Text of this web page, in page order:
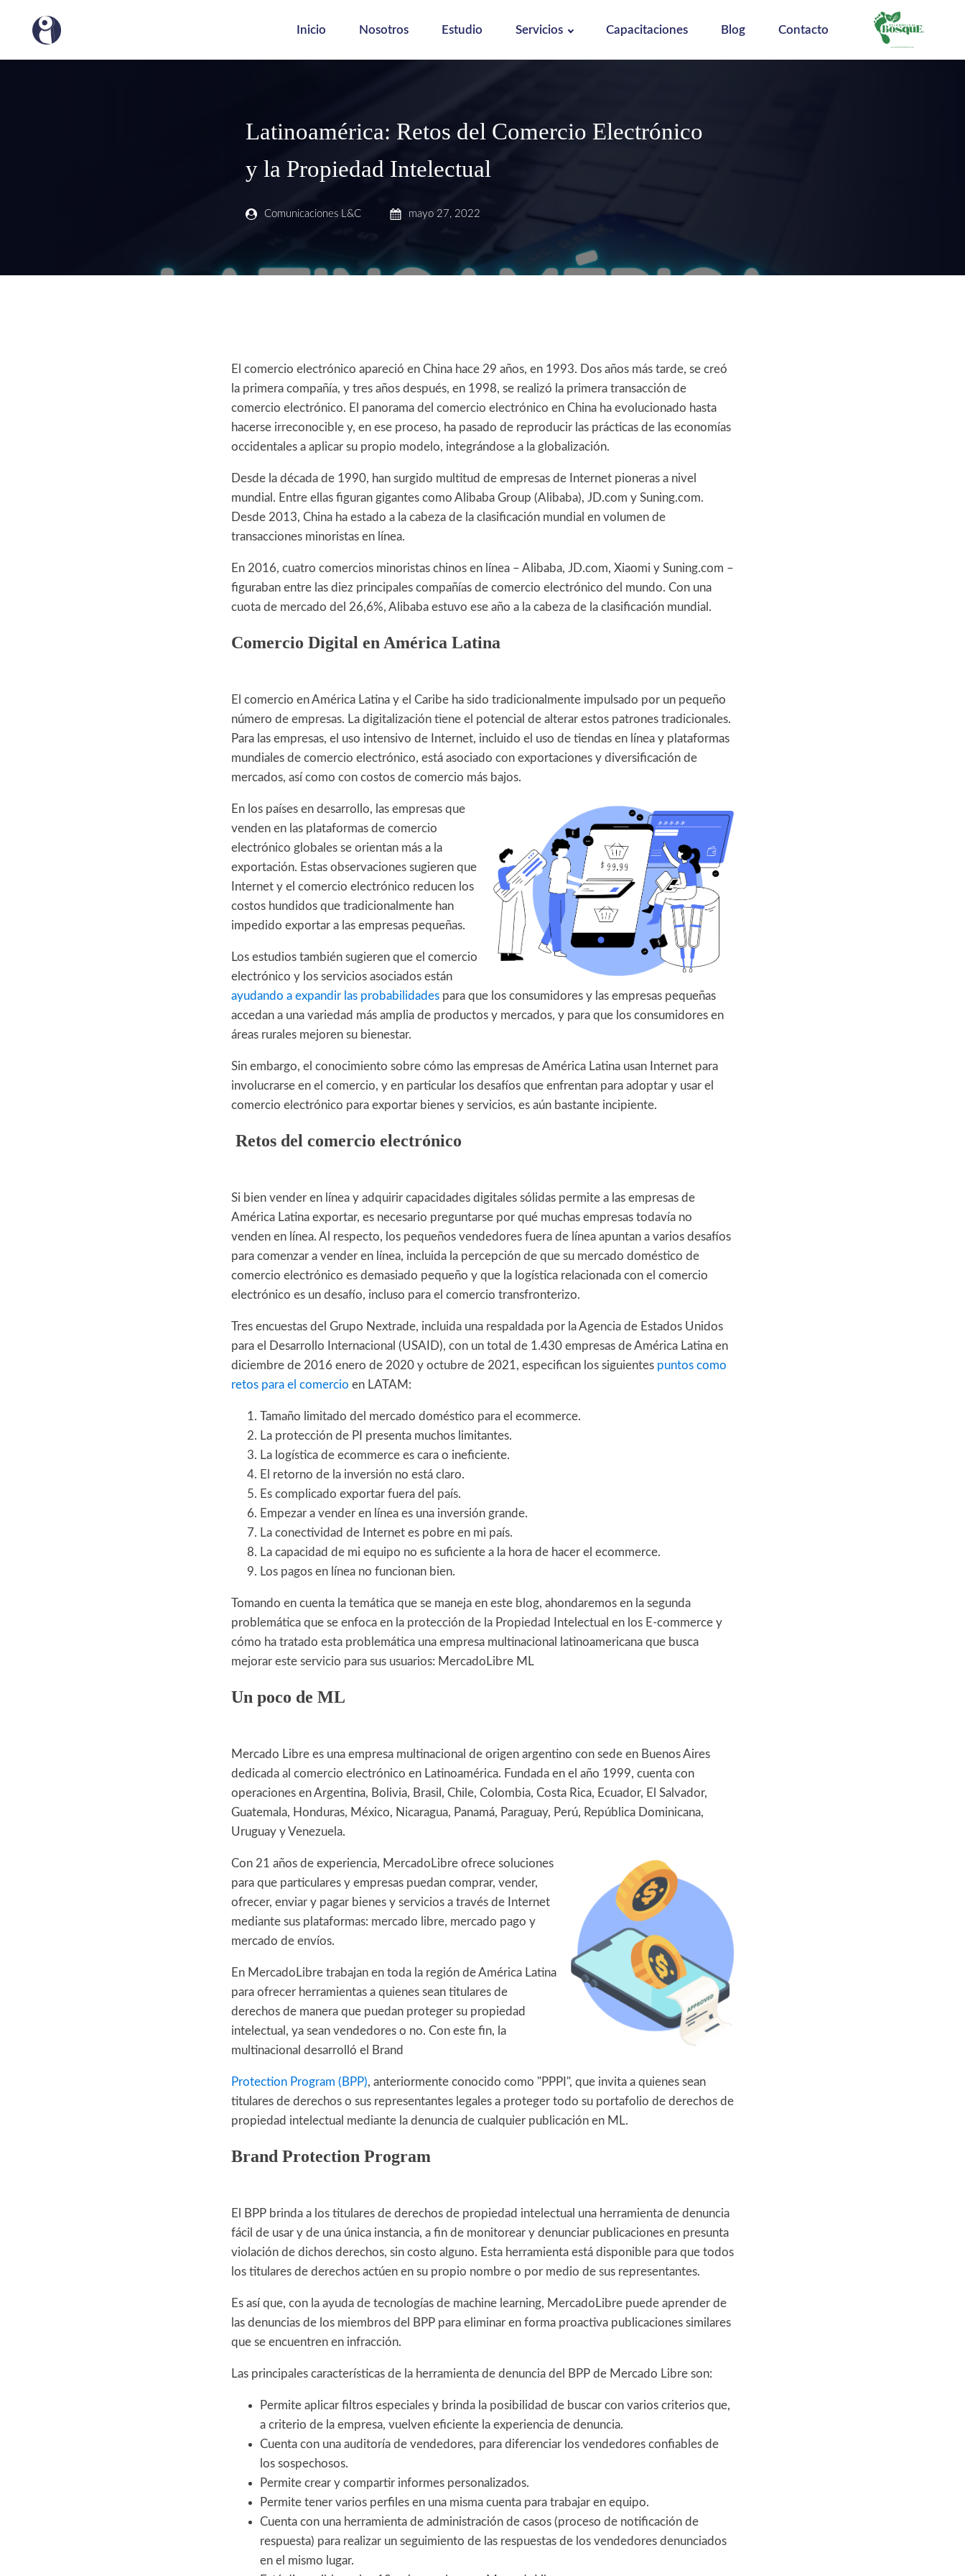
Inicio Nosotros Estudio Servicios Capacitaciones Blog Contacto
Latinoamérica: Retos del Comercio Electrónico
y la Propiedad Intelectual
Comunicaciones L&C mayo 27, 2022
El comercio electrónico apareció en China hace 29 años, en 1993. Dos años más tarde, se creó
la primera compañía, y tres años después, en 1998, se realizó la primera transacción de
comercio electrónico. El panorama del comercio electrónico en China ha evolucionado hasta
hacerse irreconocible y, en ese proceso, ha pasado de reproducir las prácticas de las economías
occidentales a aplicar su propio modelo, integrándose a la globalización.
Desde la década de 1990, han surgido multitud de empresas de Internet pioneras a nivel
mundial. Entre ellas figuran gigantes como Alibaba Group (Alibaba), JD.com y Suning.com.
Desde 2013, China ha estado a la cabeza de la clasificación mundial en volumen de
transacciones minoristas en línea.
En 2016, cuatro comercios minoristas chinos en línea – Alibaba, JD.com, Xiaomi y Suning.com –
figuraban entre las diez principales compañías de comercio electrónico del mundo. Con una
cuota de mercado del 26,6%, Alibaba estuvo ese año a la cabeza de la clasificación mundial.
Comercio Digital en América Latina
El comercio en América Latina y el Caribe ha sido tradicionalmente impulsado por un pequeño
número de empresas. La digitalización tiene el potencial de alterar estos patrones tradicionales.
Para las empresas, el uso intensivo de Internet, incluido el uso de tiendas en línea y plataformas
mundiales de comercio electrónico, está asociado con exportaciones y diversificación de
mercados, así como con costos de comercio más bajos.
En los países en desarrollo, las empresas que
venden en las plataformas de comercio
electrónico globales se orientan más a la
exportación. Estas observaciones sugieren que
Internet y el comercio electrónico reducen los
costos hundidos que tradicionalmente han
impedido exportar a las empresas pequeñas.
Los estudios también sugieren que el comercio
electrónico y los servicios asociados están
ayudando a expandir las probabilidades para que los consumidores y las empresas pequeñas
accedan a una variedad más amplia de productos y mercados, y para que los consumidores en
áreas rurales mejoren su bienestar.
Sin embargo, el conocimiento sobre cómo las empresas de América Latina usan Internet para
involucrarse en el comercio, y en particular los desafíos que enfrentan para adoptar y usar el
comercio electrónico para exportar bienes y servicios, es aún bastante incipiente.
Retos del comercio electrónico
Si bien vender en línea y adquirir capacidades digitales sólidas permite a las empresas de
América Latina exportar, es necesario preguntarse por qué muchas empresas todavía no
venden en línea. Al respecto, los pequeños vendedores fuera de línea apuntan a varios desafíos
para comenzar a vender en línea, incluida la percepción de que su mercado doméstico de
comercio electrónico es demasiado pequeño y que la logística relacionada con el comercio
electrónico es un desafío, incluso para el comercio transfronterizo.
Tres encuestas del Grupo Nextrade, incluida una respaldada por la Agencia de Estados Unidos
para el Desarrollo Internacional (USAID), con un total de 1.430 empresas de América Latina en
diciembre de 2016 enero de 2020 y octubre de 2021, especifican los siguientes puntos como
retos para el comercio en LATAM:
Tamaño limitado del mercado doméstico para el ecommerce.
La protección de PI presenta muchos limitantes.
La logística de ecommerce es cara o ineficiente.
El retorno de la inversión no está claro.
Es complicado exportar fuera del país.
Empezar a vender en línea es una inversión grande.
La conectividad de Internet es pobre en mi país.
La capacidad de mi equipo no es suficiente a la hora de hacer el ecommerce.
Los pagos en línea no funcionan bien.
Tomando en cuenta la temática que se maneja en este blog, ahondaremos en la segunda
problemática que se enfoca en la protección de la Propiedad Intelectual en los E-commerce y
cómo ha tratado esta problemática una empresa multinacional latinoamericana que busca
mejorar este servicio para sus usuarios: MercadoLibre ML
Un poco de ML
Mercado Libre es una empresa multinacional de origen argentino con sede en Buenos Aires
dedicada al comercio electrónico en Latinoamérica. Fundada en el año 1999, cuenta con
operaciones en Argentina, Bolivia, Brasil, Chile, Colombia, Costa Rica, Ecuador, El Salvador,
Guatemala, Honduras, México, Nicaragua, Panamá, Paraguay, Perú, República Dominicana,
Uruguay y Venezuela.
Con 21 años de experiencia, MercadoLibre ofrece soluciones
para que particulares y empresas puedan comprar, vender,
ofrecer, enviar y pagar bienes y servicios a través de Internet
mediante sus plataformas: mercado libre, mercado pago y
mercado de envíos.
En MercadoLibre trabajan en toda la región de América Latina
para ofrecer herramientas a quienes sean titulares de
derechos de manera que puedan proteger su propiedad
intelectual, ya sean vendedores o no. Con este fin, la
multinacional desarrolló el Brand
Protection Program (BPP), anteriormente conocido como "PPPI", que invita a quienes sean
titulares de derechos o sus representantes legales a proteger todo su portafolio de derechos de
propiedad intelectual mediante la denuncia de cualquier publicación en ML.
Brand Protection Program
El BPP brinda a los titulares de derechos de propiedad intelectual una herramienta de denuncia
fácil de usar y de una única instancia, a fin de monitorear y denunciar publicaciones en presunta
violación de dichos derechos, sin costo alguno. Esta herramienta está disponible para que todos
los titulares de derechos actúen en su propio nombre o por medio de sus representantes.
Es así que, con la ayuda de tecnologías de machine learning, MercadoLibre puede aprender de
las denuncias de los miembros del BPP para eliminar en forma proactiva publicaciones similares
que se encuentren en infracción.
Las principales características de la herramienta de denuncia del BPP de Mercado Libre son:
Permite aplicar filtros especiales y brinda la posibilidad de buscar con varios criterios que,
a criterio de la empresa, vuelven eficiente la experiencia de denuncia.
Cuenta con una auditoría de vendedores, para diferenciar los vendedores confiables de
los sospechosos.
Permite crear y compartir informes personalizados.
Permite tener varios perfiles en una misma cuenta para trabajar en equipo.
Cuenta con una herramienta de administración de casos (proceso de notificación de
respuesta) para realizar un seguimiento de las respuestas de los vendedores denunciados
en el mismo lugar.